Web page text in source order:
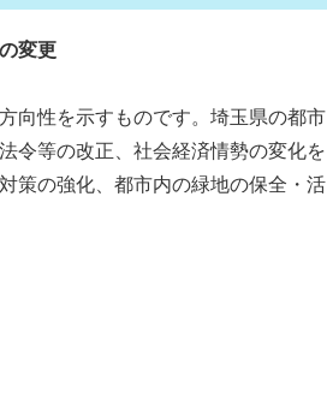
変更
向性を示すものです。埼玉県の都市
令等の改正、社会経済情勢の変化を
策の強化、都市内の緑地の保全・活